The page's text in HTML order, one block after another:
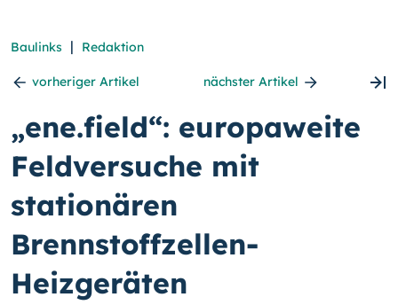
Baulinks | Redaktion
vorheriger Artikel nächster Artikel
„ene.field“: europaweite
Feldversuche mit
stationären
Brennstoffzellen-
Heizgeräten